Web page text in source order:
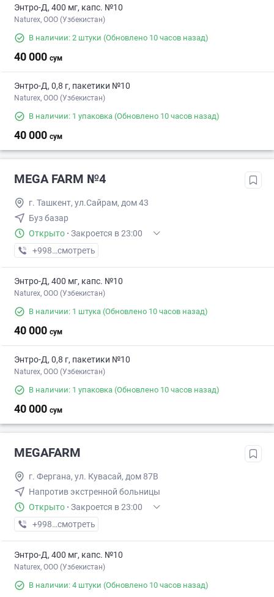
Энтро-Д, 400 мг, капс. №10
Naturex, OOO (Узбекистан)
В наличии: 2 штуки (Обновлено 10 часов назад)
40 000 сум
Энтро-Д, 0,8 г, пакетики №10
Naturex, OOO (Узбекистан)
В наличии: 1 упаковка (Обновлено 10 часов назад)
40 000 сум
MEGA FARM №4
г. Ташкент, ул.Сайрам, дом 43
Буз базар
Открыто · Закроется в 23:00
+998 (55) XXX-XX-XX
смотреть
Энтро-Д, 400 мг, капс. №10
Naturex, OOO (Узбекистан)
В наличии: 1 штука (Обновлено 10 часов назад)
40 000 сум
Энтро-Д, 0,8 г, пакетики №10
Naturex, OOO (Узбекистан)
В наличии: 1 упаковка (Обновлено 10 часов назад)
40 000 сум
MEGAFARM
г. Фергана, ул. Кувасай, дом 87В
Напротив экстренной больницы
Открыто · Закроется в 23:00
+998 (97) XXX-XX-XX
смотреть
Энтро-Д, 400 мг, капс. №10
Naturex, OOO (Узбекистан)
В наличии: 4 штуки (Обновлено 10 часов назад)